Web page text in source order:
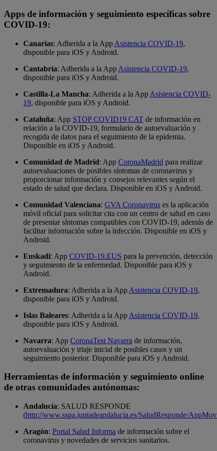
Apps de información y seguimiento específicas sobre
COVID-19:
Canarias: Adherida a la App Asistencia COVID-19,
disponible para iOS y Android.
Cantabria: Adherida a la App Asistencia COVID-19,
disponible para iOS y Android.
Castilla-La Mancha: Adherida a la App Asistencia COVID-
19, disponible para iOS y Android.
Cataluña: App STOP COVID19 CAT de información en
relación a la COVID-19, formulario de autoevaluación y
recogida de datos para el seguimiento de la epidemia.
Disponible en iOS y Android.
Comunidad de Madrid: App CoronaMadrid para realizar
autoevaluaciones de posibles síntomas de coronavirus y
proporcionar información y consejos relevantes según el
estado de salud que declara. Disponible en iOS y Android.
Comunidad Valenciana: GVA Coronavirus es la aplicación
móvil oficial para solicitar cita con un centro de salud en caso
de presentar síntomas compatibles con COVID-19, además de
facilitar información sobre la infección. Disponible en iOS y
Android.
Euskadi: App COVID-19.EUS para la prevención, detección
y seguimiento de la enfermedad. Disponible para iOS y
Android.
Extremadura: Adherida a la App Asistencia COVID-19,
disponible para iOS y Android.
Islas Baleares: Adherida a la App Asistencia COVID-19,
disponible para iOS y Android.
Navarra: App CoronaTest Navarra de información,
autoevaluación y triaje inicial de posibles casos y un
seguimiento posterior. Disponible para iOS y Android.
Herramientas de información y seguimiento online
de otras comunidades autónomas:
Andalucía: SALUD RESPONDE
(http://www.sspa.juntadeandalucia.es/SaludResponde/
Aragón: Portal Salud Informa de información sobre el
coronavirus y novedades de servicios sanitarios.